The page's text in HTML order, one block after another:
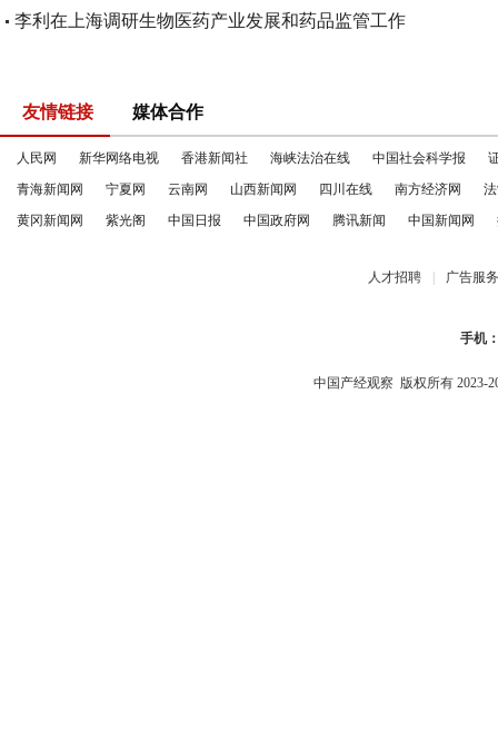
李利在上海调研生物医药产业发展和药品监管工作
友情链接 媒体合作
人民网 新华网络电视 香港新闻社 海峡法治在线 中国社会科学报
青海新闻网
宁夏网 云南网 山西新闻网 四川在线 南方经济网
黄冈新闻网
紫光阁 中国日报 中国政府网 腾讯新闻 中国新闻网
人才招聘 广告服务
手机
中国产经观察 版权所有 2023-